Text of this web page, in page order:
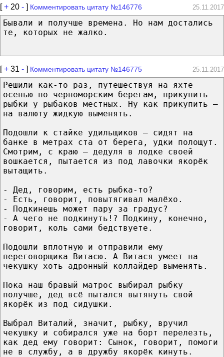
[+ 20 - ] Комментировать цитату №146776 25.11.2017
Бывали и получше времена. Но нам достались
те, которых не жалко.
[+ 31 - ] Комментировать цитату №146775 25.11.2017
Решили как-то раз, путешествуя на яхте
осенью по черноморским берегам, прикупить
рыбки у рыбаков местных. Ну как прикупить –
на валюту жидкую выменять.
Подошли к стайке удильщиков – сидят на
банке в метрах ста от берега, удки полощут.
Смотрим, с краю – дедуля в лодке своей
вошкается, пытается из под лавочки якорёк
вытащить.
- Дед, говорим, есть рыбка-то?
- Есть, говорит, повытягивал малёхо.
- Подкинешь может пару за градус?
- А чего не подкинуть!? Подкину, конечно,
говорит, коль сами бедствуете.
Подошли вплотную и отправили ему
переговорщика Витасю. А Витася умеет на
чекушку хоть адронный коллайдер выменять.
Пока наш бравый матрос выбирал рыбку
получше, дед всё пытался вытянуть свой
якорёк из под сидушки.
Выбрал Виталий, значит, рыбку, вручил
чекушку и собирался уже на борт перелезть,
как дед ему говорит: Сынок, говорит, помоги
не в службу, а в дружбу якорёк кинуть.